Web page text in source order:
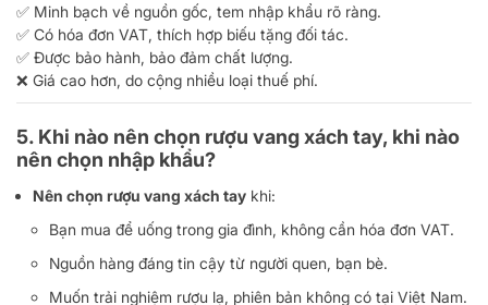
✅ Minh bạch về nguồn gốc, tem nhập khẩu rõ ràng.
✅ Có hóa đơn VAT, thích hợp biếu tặng đối tác.
✅ Được bảo hành, bảo đảm chất lượng.
❌ Giá cao hơn, do cộng nhiều loại thuế phí.
5. Khi nào nên chọn rượu vang xách tay, khi nào
nên chọn nhập khẩu?
Nên chọn rượu vang xách tay khi:
Bạn mua để uống trong gia đình, không cần hóa đơn VAT.
Nguồn hàng đáng tin cậy từ người quen, bạn bè.
Muốn trải nghiệm rượu lạ, phiên bản không có tại Việt Nam.